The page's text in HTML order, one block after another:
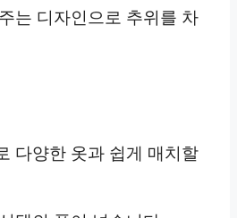
는 디자인으로 추위를 차
다양한 옷과 쉽게 매치할